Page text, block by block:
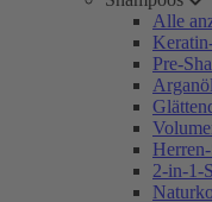
Alle
Pre-
2-in-1-